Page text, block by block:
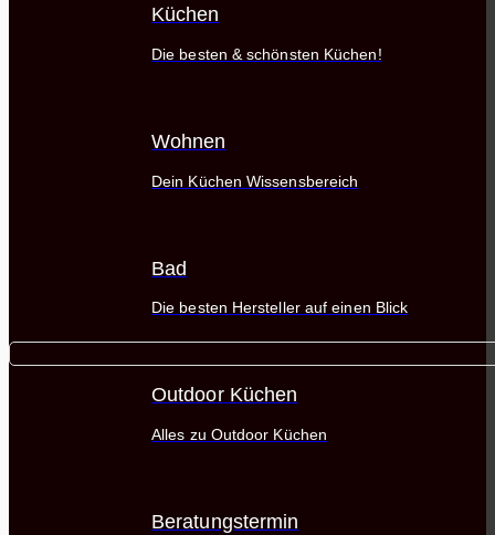
Küchen
Die besten & schönsten Küchen!
Wohnen
Dein Küchen Wissensbereich
Bad
Die besten Hersteller auf einen Blick
Outdoor Küchen
Alles zu Outdoor Küchen
Beratungstermin